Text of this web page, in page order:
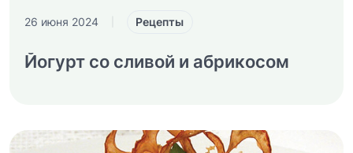
26 июня 2024 Рецепты
Йогурт со сливой и абрикосом